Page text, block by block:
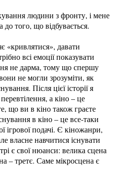
людини з фронту, і мене
того, що відбувається.
«кривлятися», давати
всі емоції показувати
не дарма, тому що спершу
не могли зрозуміти, як
Після цієї історії я
а кіно – це
що ви в кіно також граєте
в кіно – це все-таки
ігрової подачі. Є кіножанри,
власне навчитися існувати
є свої нюанси: велика сцена
– третє. Саме мікросцена є